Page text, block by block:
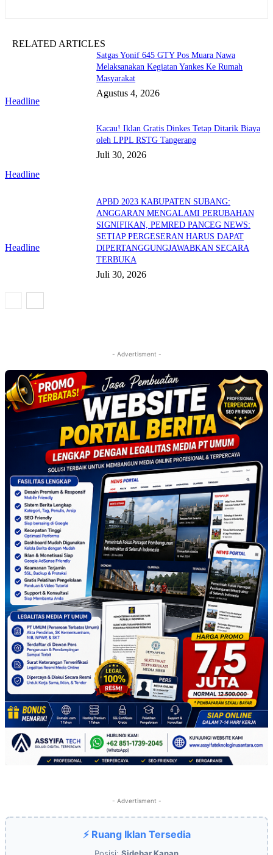
RELATED ARTICLES
Headline
Satgas Yonif 645 GTY Pos Muara Nawa
Melaksanakan Kegiatan Yankes Ke Rumah
Masyarakat
Agustus 4, 2026
Headline
Kacau! Iklan Gratis Dinkes Tetap Ditarik Biaya
oleh LPPL RSTG Tangerang
Juli 30, 2026
Headline
APBD 2023 KABUPATEN SUBANG:
ANGGARAN MENGALAMI PERUBAHAN
SIGNIFIKAN, PEMRED PANCEG NEWS:
SETIAP PERGESERAN HARUS DAPAT
DIPERTANGGUNGJAWABKAN SECARA
TERBUKA
Juli 30, 2026
- Advertisment -
- Advertisment -
⚡ Ruang Iklan Tersedia